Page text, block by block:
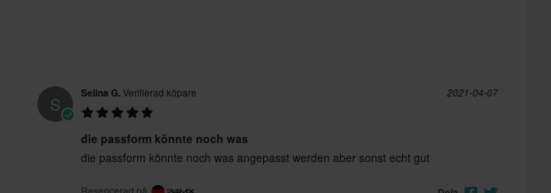
S Selina G.Verifierad köpare 2021-04-07
die passform könnte noch was
die passform könnte noch was angepasst werden aber sonst echt gut
Resencerad på